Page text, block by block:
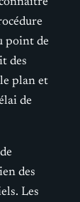
point de
des
plan et
de
des
Les